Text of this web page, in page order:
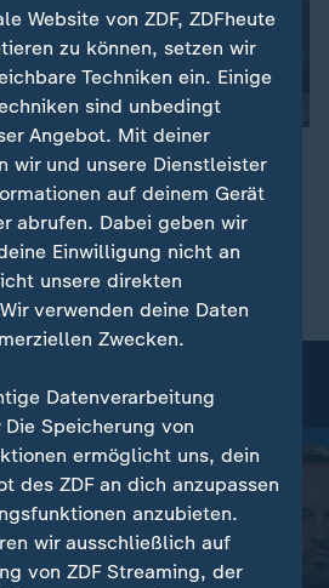
Anzeichen, dass ein F-16-
Der Jet sei
aber einen hohen
Oberst Reisner.
live
Website von ZDF, ZDFheute
zu können, setzen wir
Techniken ein. Einige
sind unbedingt
Angebot. Mit deiner
wir und unsere Dienstleister
auf deinem Gerät
abrufen. Dabei geben wir
Einwilligung nicht an
unsere direkten
verwenden deine Daten
Zwecken.
Datenverarbeitung
Die Speicherung von
ermöglicht uns, dein
des ZDF an dich anzupassen
anzubieten.
wir ausschließlich auf
von ZDF Streaming, der